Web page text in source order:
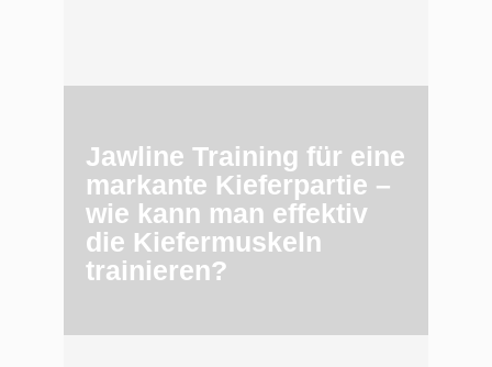
Jawline Training für eine
markante Kieferpartie –
wie kann man effektiv
die Kiefermuskeln
trainieren?